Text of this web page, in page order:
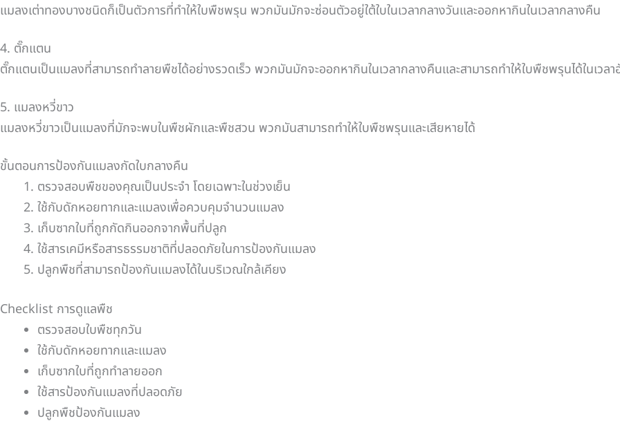
แมลงเต่าทองบางชนิดก็เป็นตัวการที่ทำให้ใบพืชพรุน พวกมันมักจะซ่อนตัวอยู่ใต้ใบในเวลากลางวันและออกหากินในเวลากลางคืน
4. ตั๊กแตน
ตั๊กแตนเป็นแมลงที่สามารถทำลายพืชได้อย่างรวดเร็ว พวกมันมักจะออกหากินในเวลากลางคืนและสามารถทำให้ใบพืชพรุนได้ในเวล
5. แมลงหวี่ขาว
แมลงหวี่ขาวเป็นแมลงที่มักจะพบในพืชผักและพืชสวน พวกมันสามารถทำให้ใบพืชพรุนและเสียหายได้
ขั้นตอนการป้องกันแมลงกัดใบกลางคืน
ตรวจสอบพืชของคุณเป็นประจำ โดยเฉพาะในช่วงเย็น
ใช้กับดักหอยทากและแมลงเพื่อควบคุมจำนวนแมลง
เก็บซากใบที่ถูกกัดกินออกจากพื้นที่ปลูก
ใช้สารเคมีหรือสารธรรมชาติที่ปลอดภัยในการป้องกันแมลง
ปลูกพืชที่สามารถป้องกันแมลงได้ในบริเวณใกล้เคียง
Checklist การดูแลพืช
ตรวจสอบใบพืชทุกวัน
ใช้กับดักหอยทากและแมลง
เก็บซากใบที่ถูกทำลายออก
ใช้สารป้องกันแมลงที่ปลอดภัย
ปลูกพืชป้องกันแมลง